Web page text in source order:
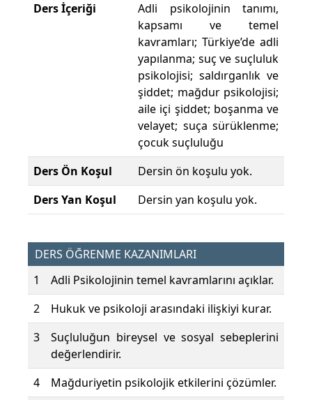
Ders İçeriği
Adli psikolojinin tanımı,
kapsamı ve temel
kavramları; Türkiye’de adli
yapılanma; suç ve suçluluk
psikolojisi; saldırganlık ve
şiddet; mağdur psikolojisi;
aile içi şiddet; boşanma ve
velayet; suça sürüklenme;
çocuk suçluluğu
Ders Ön Koşul
Dersin ön koşulu yok.
Ders Yan Koşul
Dersin yan koşulu yok.
DERS ÖĞRENME KAZANIMLARI
1
Adli Psikolojinin temel kavramlarını açıklar.
2
Hukuk ve psikoloji arasındaki ilişkiyi kurar.
3
Suçluluğun bireysel ve sosyal sebeplerini
değerlendirir.
4
Mağduriyetin psikolojik etkilerini çözümler.